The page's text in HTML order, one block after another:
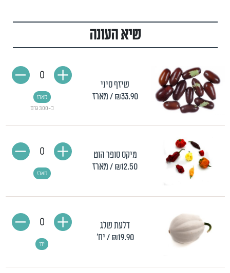
שיא העונה
שיזף סיני
₪33.90 / מארז
כ-300 גרם
מארז
0
מיקס סופר הוט
₪12.50/ מארז
מארז
0
דלעת שלג
₪19.90 / יח'
יח'
0